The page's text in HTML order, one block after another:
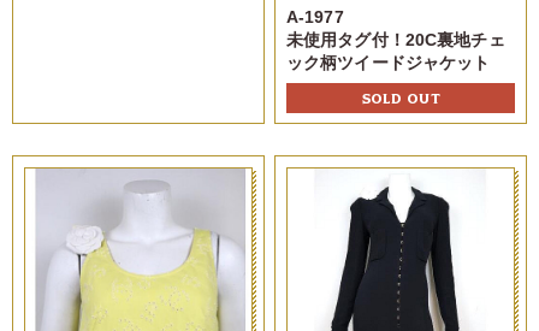
A-1977
未使用タグ付！20C裏地チェ
ック柄ツイードジャケット
SOLD OUT